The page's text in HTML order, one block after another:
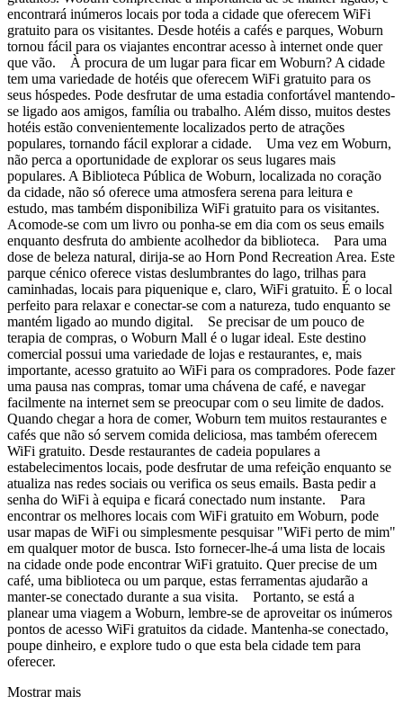
encontrará inúmeros locais por toda a cidade que oferecem WiFi
gratuito para os visitantes. Desde hotéis a cafés e parques, Woburn
tornou fácil para os viajantes encontrar acesso à internet onde quer
que vão. À procura de um lugar para ficar em Woburn? A cidade
tem uma variedade de hotéis que oferecem WiFi gratuito para os
seus hóspedes. Pode desfrutar de uma estadia confortável mantendo-
se ligado aos amigos, família ou trabalho. Além disso, muitos destes
hotéis estão convenientemente localizados perto de atrações
populares, tornando fácil explorar a cidade. Uma vez em Woburn,
não perca a oportunidade de explorar os seus lugares mais
populares. A Biblioteca Pública de Woburn, localizada no coração
da cidade, não só oferece uma atmosfera serena para leitura e
estudo, mas também disponibiliza WiFi gratuito para os visitantes.
Acomode-se com um livro ou ponha-se em dia com os seus emails
enquanto desfruta do ambiente acolhedor da biblioteca. Para uma
dose de beleza natural, dirija-se ao Horn Pond Recreation Area. Este
parque cénico oferece vistas deslumbrantes do lago, trilhas para
caminhadas, locais para piquenique e, claro, WiFi gratuito. É o local
perfeito para relaxar e conectar-se com a natureza, tudo enquanto se
mantém ligado ao mundo digital. Se precisar de um pouco de
terapia de compras, o Woburn Mall é o lugar ideal. Este destino
comercial possui uma variedade de lojas e restaurantes, e, mais
importante, acesso gratuito ao WiFi para os compradores. Pode fazer
uma pausa nas compras, tomar uma chávena de café, e navegar
facilmente na internet sem se preocupar com o seu limite de dados.
Quando chegar a hora de comer, Woburn tem muitos restaurantes e
cafés que não só servem comida deliciosa, mas também oferecem
WiFi gratuito. Desde restaurantes de cadeia populares a
estabelecimentos locais, pode desfrutar de uma refeição enquanto se
atualiza nas redes sociais ou verifica os seus emails. Basta pedir a
senha do WiFi à equipa e ficará conectado num instante. Para
encontrar os melhores locais com WiFi gratuito em Woburn, pode
usar mapas de WiFi ou simplesmente pesquisar "WiFi perto de mim"
em qualquer motor de busca. Isto fornecer-lhe-á uma lista de locais
na cidade onde pode encontrar WiFi gratuito. Quer precise de um
café, uma biblioteca ou um parque, estas ferramentas ajudarão a
manter-se conectado durante a sua visita. Portanto, se está a
planear uma viagem a Woburn, lembre-se de aproveitar os inúmeros
pontos de acesso WiFi gratuitos da cidade. Mantenha-se conectado,
poupe dinheiro, e explore tudo o que esta bela cidade tem para
oferecer.
Mostrar mais